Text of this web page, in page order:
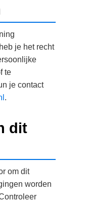
je het recht
te
je contact
.
dit
om dit
worden